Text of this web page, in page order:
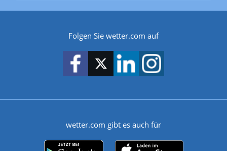
Folgen Sie wetter.com auf
wetter.com gibt es auch für